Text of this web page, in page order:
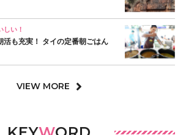
しい！
活も充実！ タイの定番朝ごはん
VIEW MORE